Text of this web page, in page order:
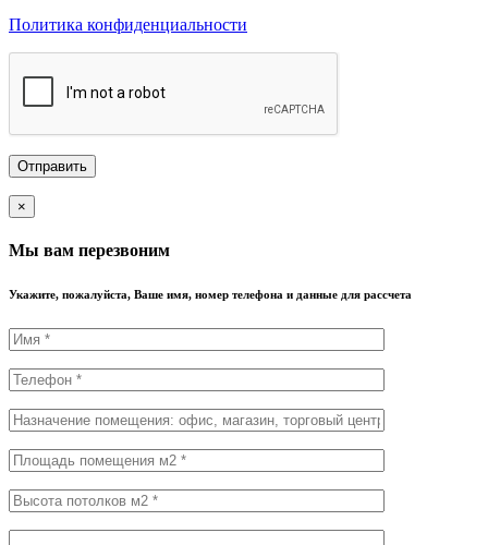
Политика конфиденциальности
×
Мы вам перезвоним
Укажите, пожалуйста, Ваше имя, номер телефона и данные для рассчета